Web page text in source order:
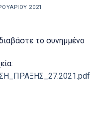
2021
το συνημμένο